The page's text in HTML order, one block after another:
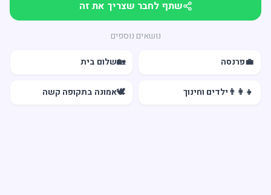
שתף לחבר שצריך את זה
נושאים נוספים
💼פרנסה 🏡שלום בית
👨‍👩‍👧ילדים וחינוך 🕊️אמונה בתקופה קשה